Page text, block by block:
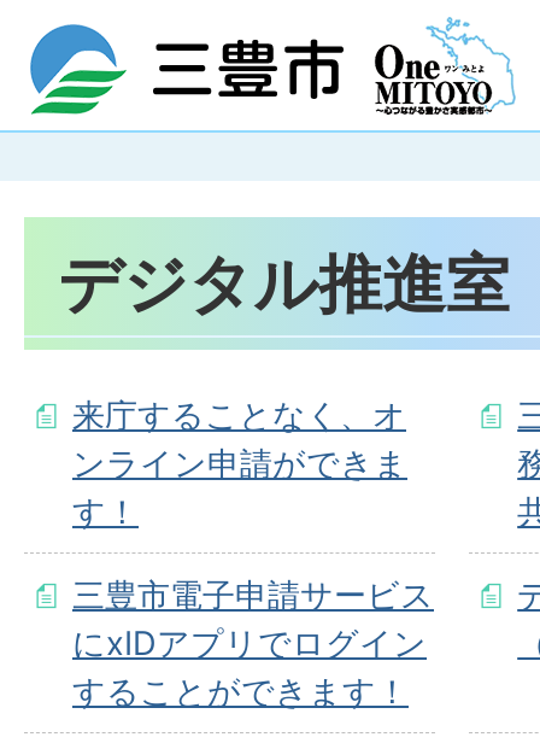
デジタル推進室
来庁することなく、オ
ンライン申請ができま
す！
三豊市電子申請サービス
にxIDアプリでログイン
することができます！